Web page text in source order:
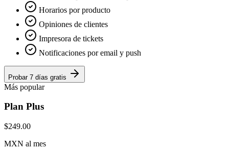
Horarios por producto
Opiniones de clientes
Impresora de tickets
Notificaciones por email y push
Probar 7 días gratis
Más popular
Plan Plus
$249.00
MXN al mes